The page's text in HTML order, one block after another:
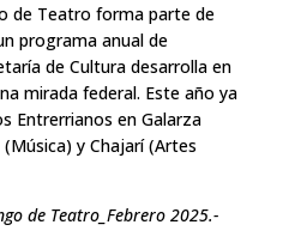
de Teatro forma parte de
programa anual de
de Cultura desarrolla en
mirada federal. Este año ya
Entrerrianos en Galarza
y Chajarí (Artes
de Teatro_Febrero 2025.-